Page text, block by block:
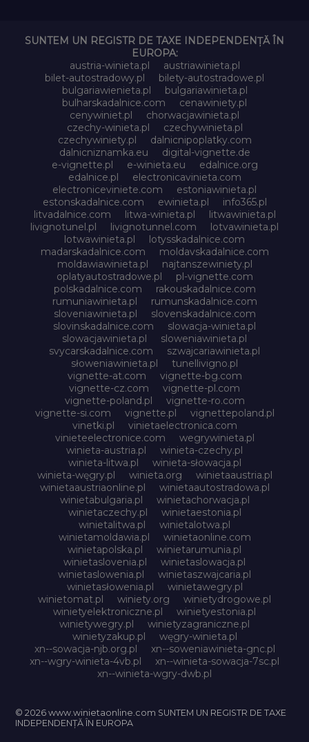
SUNTEM UN REGISTR DE TAXE INDEPENDENȚĂ ÎN
EUROPA:
austria-winieta.pl
austriawinieta.pl
bilet-autostradowy.pl
bilety-autostradowe.pl
bulgariawienieta.pl
bulgariawinieta.pl
bulharskadalnice.com
cenawiniety.pl
cenywiniet.pl
chorwacjawinieta.pl
czechy-winieta.pl
czechywinieta.pl
czechywiniety.pl
dalnicnipoplatky.com
dalnicniznamka.eu
digital-vignette.de
e-vignette.pl
e-winieta.eu
edalnice.org
edalnice.pl
electronicavinieta.com
electroniceviniete.com
estoniawinieta.pl
estonskadalnice.com
ewinieta.pl
info365.pl
litvadalnice.com
litwa-winieta.pl
litwawinieta.pl
livignotunel.pl
livignotunnel.com
lotvawinieta.pl
lotwawinieta.pl
lotysskadalnice.com
madarskadalnice.com
moldavskadalnice.com
moldawiawinieta.pl
najtanszewiniety.pl
oplatyautostradowe.pl
pl-vignette.com
polskadalnice.com
rakouskadalnice.com
rumuniawinieta.pl
rumunskadalnice.com
sloveniawinieta.pl
slovenskadalnice.com
slovinskadalnice.com
slowacja-winieta.pl
slowacjawinieta.pl
sloweniawinieta.pl
svycarskadalnice.com
szwajcariawinieta.pl
słoweniawinieta.pl
tunellivigno.pl
vignette-at.com
vignette-bg.com
vignette-cz.com
vignette-pl.com
vignette-poland.pl
vignette-ro.com
vignette-si.com
vignette.pl
vignettepoland.pl
vinetki.pl
vinietaelectronica.com
vinieteelectronice.com
wegrywinieta.pl
winieta-austria.pl
winieta-czechy.pl
winieta-litwa.pl
winieta-słowacja.pl
winieta-węgry.pl
winieta.org
winietaaustria.pl
winietaaustriaonline.pl
winietaautostradowa.pl
winietabulgaria.pl
winietachorwacja.pl
winietaczechy.pl
winietaestonia.pl
winietalitwa.pl
winietalotwa.pl
winietamoldawia.pl
winietaonline.com
winietapolska.pl
winietarumunia.pl
winietaslovenia.pl
winietaslowacja.pl
winietaslowenia.pl
winietaszwajcaria.pl
winietasłowenia.pl
winietawegry.pl
winietomat.pl
winiety.org
winietydrogowe.pl
winietyelektroniczne.pl
winietyestonia.pl
winietywegry.pl
winietyzagraniczne.pl
winietyzakup.pl
węgry-winieta.pl
xn--sowacja-njb.org.pl
xn--soweniawinieta-gnc.pl
xn--wgry-winieta-4vb.pl
xn--winieta-sowacja-7sc.pl
xn--winieta-wgry-dwb.pl
© 2026 www.winietaonline.com SUNTEM UN REGISTR DE TAXE
INDEPENDENȚĂ ÎN EUROPA